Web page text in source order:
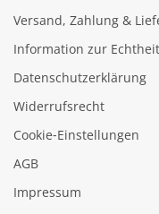
Versand, Zahlung &
Information zur
Datenschutzerklärung
Widerrufsrecht
Cookie‑Einstellungen
AGB
Impressum